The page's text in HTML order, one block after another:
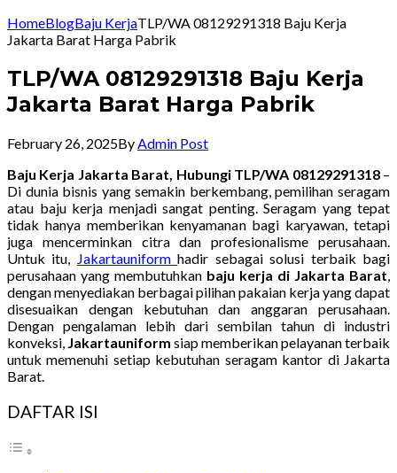
HomeBlogBaju KerjaTLP/WA 08129291318 Baju Kerja
Jakarta Barat Harga Pabrik
TLP/WA 08129291318 Baju Kerja
Jakarta Barat Harga Pabrik
February 26, 2025By Admin Post
Baju Kerja Jakarta Barat, Hubungi TLP/WA 08129291318–
Di dunia bisnis yang semakin berkembang, pemilihan seragam
atau baju kerja menjadi sangat penting. Seragam yang tepat
tidak hanya memberikan kenyamanan bagi karyawan, tetapi
juga mencerminkan citra dan profesionalisme perusahaan.
Untuk itu,
Jakartauniformhadir sebagai solusi terbaik bagi
perusahaan yang membutuhkan baju kerja di Jakarta Barat
dengan menyediakan berbagai pilihan pakaian kerja yang dapat
disesuaikan dengan kebutuhan dan anggaran perusahaan.
Dengan pengalaman lebih dari sembilan tahun di industri
konveksi, Jakartauniform siap memberikan pelayanan terbaik
untuk memenuhi setiap kebutuhan seragam kantor di Jakarta
Barat.
DAFTAR ISI